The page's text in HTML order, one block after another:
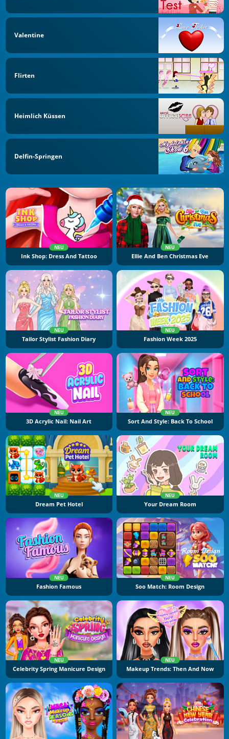
Valentine
Flirten
Heimlich Küssen
Delfin-Springen
NEU
Ink Shop: Dress And Tattoo
NEU
Ellie And Ben Christmas Eve
NEU
Tailor Stylist Fashion Diary
NEU
Fashion Week 2025
NEU
3D Acrylic Nail: Nail Art
NEU
Sort And Style: Back To School
NEU
Dream Pet Hotel
NEU
Your Dream Room
NEU
Fashion Famous
NEU
Soo Match: Room Design
NEU
Celebrity Spring Manicure Design
NEU
Makeup Trends: Then And Now